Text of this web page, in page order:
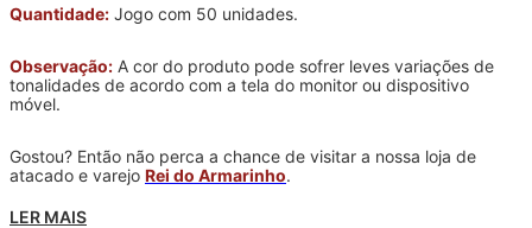
Quantidade: Jogo com 50 unidades.
Observação: A cor do produto pode sofrer leves variações de
tonalidades de acordo com a tela do monitor ou dispositivo
móvel.
Gostou? Então não perca a chance de visitar a nossa loja de
atacado e varejo Rei do Armarinho.
LER MAIS